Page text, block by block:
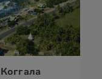
Коггала